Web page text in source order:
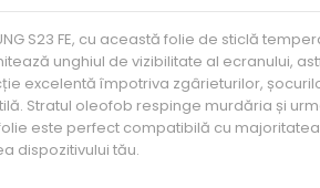
S23 FE, cu această folie de sticlă
unghiul de vizibilitate al ecranului,
excelentă împotriva zgârieturilor,
Stratul oleofob respinge murdăria și
este perfect compatibilă cu majoritatea
dispozitivului tău.